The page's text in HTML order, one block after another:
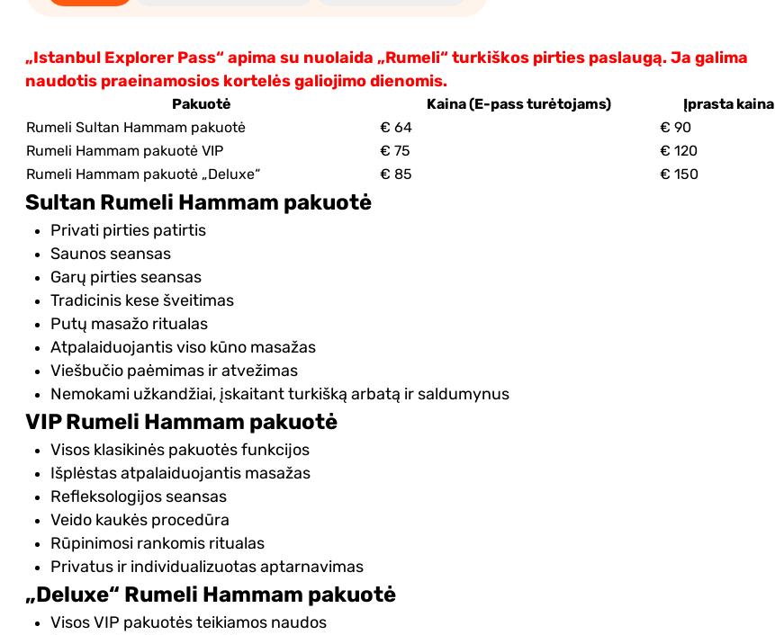
„Istanbul Explorer Pass“ apima su nuolaida „Rumeli“ turkiškos pirties paslaugą. Ja galima
naudotis praeinamosios kortelės galiojimo dienomis.
Pakuotė Kaina (E-pass turėtojams) Įprasta kaina
Rumeli Sultan Hammam pakuotė € 64
€ 90
Rumeli Hammam pakuotė VIP
€ 75
€ 120
Rumeli Hammam pakuotė „Deluxe“
€ 85 € 150
Sultan Rumeli Hammam pakuotė
Privati pirties patirtis
Saunos seansas
Garų pirties seansas
Tradicinis kese šveitimas
Putų masažo ritualas
Atpalaiduojantis viso kūno masažas
Viešbučio paėmimas ir atvežimas
Nemokami užkandžiai, įskaitant turkišką arbatą ir saldumynus
VIP Rumeli Hammam pakuotė
Visos klasikinės pakuotės funkcijos
Išplėstas atpalaiduojantis masažas
Refleksologijos seansas
Veido kaukės procedūra
Rūpinimosi rankomis ritualas
Privatus ir individualizuotas aptarnavimas
„Deluxe“ Rumeli Hammam pakuotė
Visos VIP pakuotės teikiamos naudos